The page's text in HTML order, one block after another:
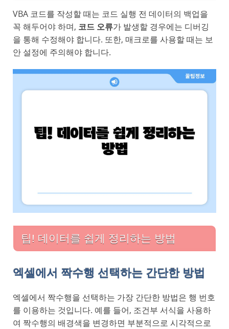
VBA 코드를 작성할 때는 코드 실행 전 데이터의 백업을
꼭 해두어야 하며, 코드 오류가 발생할 경우에는 디버깅
을 통해 수정해야 합니다. 또한, 매크로를 사용할 때는 보
안 설정에 주의해야 합니다.
팁! 데이터를 쉽게 정리하는 방법
엑셀에서 짝수행 선택하는 간단한 방법
엑셀에서 짝수행을 선택하는 가장 간단한 방법은 행 번호
를 이용하는 것입니다. 예를 들어, 조건부 서식을 사용하
여 짝수행의 배경색을 변경하면 부분적으로 시각적으로